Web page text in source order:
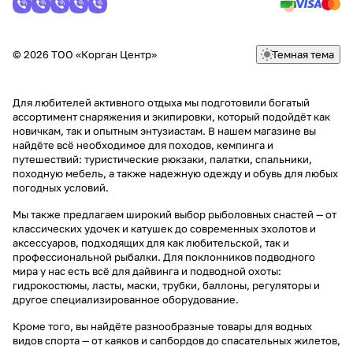
© 2026 ТОО «Корган Центр» Темная тема
Для любителей активного отдыха мы подготовили богатый
ассортимент снаряжения и экипировки, который подойдёт как
новичкам, так и опытным энтузиастам. В нашем магазине вы
найдёте всё необходимое для походов, кемпинга и
путешествий: туристические рюкзаки, палатки, спальники,
походную мебель, а также надежную одежду и обувь для любых
погодных условий.
Мы также предлагаем широкий выбор рыболовных снастей — от
классических удочек и катушек до современных эхолотов и
аксессуаров, подходящих для как любительской, так и
профессиональной рыбалки. Для поклонников подводного
мира у нас есть всё для дайвинга и подводной охоты:
гидрокостюмы, ласты, маски, трубки, баллоны, регуляторы и
другое специализированное оборудование.
Кроме того, вы найдёте разнообразные товары для водных
видов спорта — от каяков и сапбордов до спасательных жилетов,